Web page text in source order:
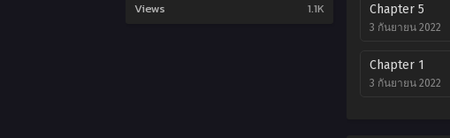
Views
1.1K Chapter 5
3 กันยายน 2022
Chapter 1
3 กันยายน 2022